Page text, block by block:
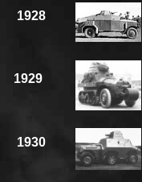
1928
1929
1930